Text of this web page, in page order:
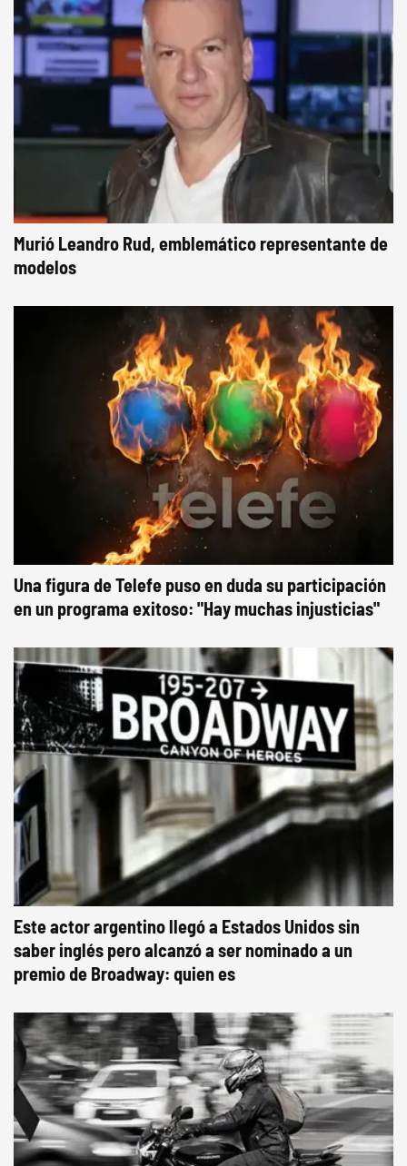
Murió Leandro Rud, emblemático representante de
modelos
Una figura de Telefe puso en duda su participación
en un programa exitoso: "Hay muchas injusticias"
Este actor argentino llegó a Estados Unidos sin
saber inglés pero alcanzó a ser nominado a un
premio de Broadway: quien es